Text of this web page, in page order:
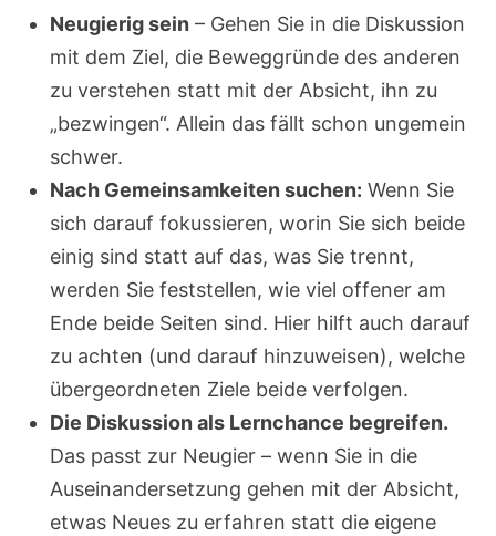
Neugierig sein – Gehen Sie in die Diskussion
mit dem Ziel, die Beweggründe des anderen
zu verstehen statt mit der Absicht, ihn zu
„bezwingen“. Allein das fällt schon ungemein
schwer.
Nach Gemeinsamkeiten suchen: Wenn Sie
sich darauf fokussieren, worin Sie sich beide
einig sind statt auf das, was Sie trennt,
werden Sie feststellen, wie viel offener am
Ende beide Seiten sind. Hier hilft auch darauf
zu achten (und darauf hinzuweisen), welche
übergeordneten Ziele beide verfolgen.
Die Diskussion als Lernchance begreifen.
Das passt zur Neugier – wenn Sie in die
Auseinandersetzung gehen mit der Absicht,
etwas Neues zu erfahren statt die eigene